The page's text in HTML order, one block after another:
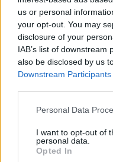
us or personal
your opt-out. You may
disclosure of your
IAB’s list of
also be disclosed by us
Downstream Participants
Personal Data
I want to opt-out of
personal data.
Opted In
felzárkózni a válság
negyedévvel hamarabb
KEDVES
Az előfizetés a
Portfolio.hu teljes